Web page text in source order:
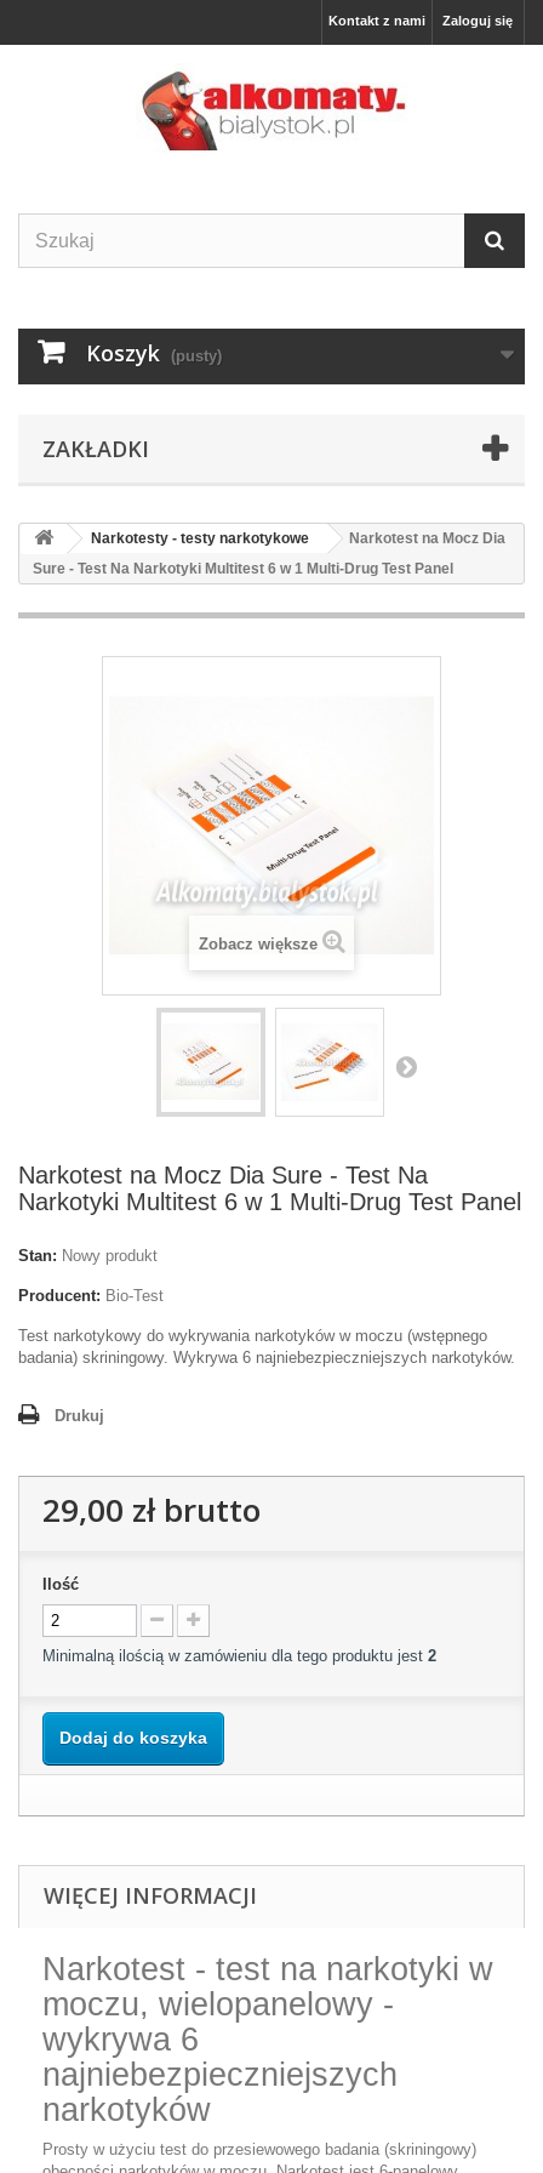
Zaloguj się
Kontakt z nami
Koszyk (pusty)
ZAKŁADKI
Narkotesty - testy narkotykowe
Narkotest na Mocz Dia
Sure - Test Na Narkotyki Multitest 6 w 1 Multi-Drug Test Panel
Zobacz większe
Narkotest na Mocz Dia Sure - Test Na
Narkotyki Multitest 6 w 1 Multi-Drug Test Panel
Stan: Nowy produkt
Producent: Bio-Test
Test narkotykowy do wykrywania narkotyków w moczu (wstępnego
badania) skriningowy. Wykrywa 6 najniebezpieczniejszych narkotyków.
Drukuj
29,00 złbrutto
Ilość
Minimalną ilością w zamówieniu dla tego produktu jest 2
Dodaj do koszyka
WIĘCEJ INFORMACJI
Narkotest - test na narkotyki w
moczu, wielopanelowy -
wykrywa 6
najniebezpieczniejszych
narkotyków
Prosty w użyciu test do przesiewowego badania (skriningowy)